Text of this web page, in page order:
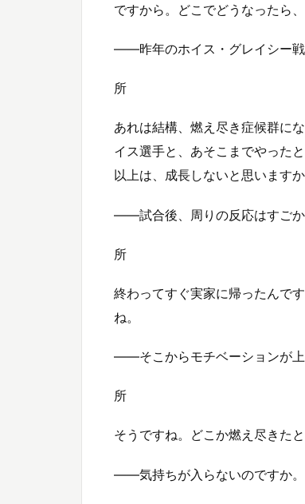
ですから。どこでどうなったら
——昨年のホイス・グレイシー戦
所
あれは結構、燃え尽き症候群に
イス選手と、あそこまでやった
以上は、成長しないと思いますか
——試合後、周りの反応はすごか
所
終わってすぐ実家に帰ったんで
ね。
——そこからモチベーションが上
所
そうですね。どこか燃え尽きた
——気持ちが入らないのですか。